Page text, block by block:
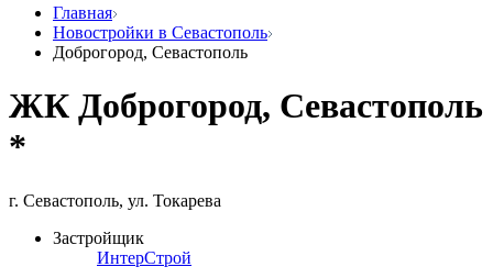
Главная
Новостройки в Севастополь
Доброгород, Севастополь
ЖК Доброгород, Севастополь
*
г. Севастополь, ул. Токарева
Застройщик
ИнтерСтрой